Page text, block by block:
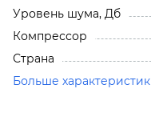
Уровень шума, Дб
Компрессор
Страна
Больше характеристик